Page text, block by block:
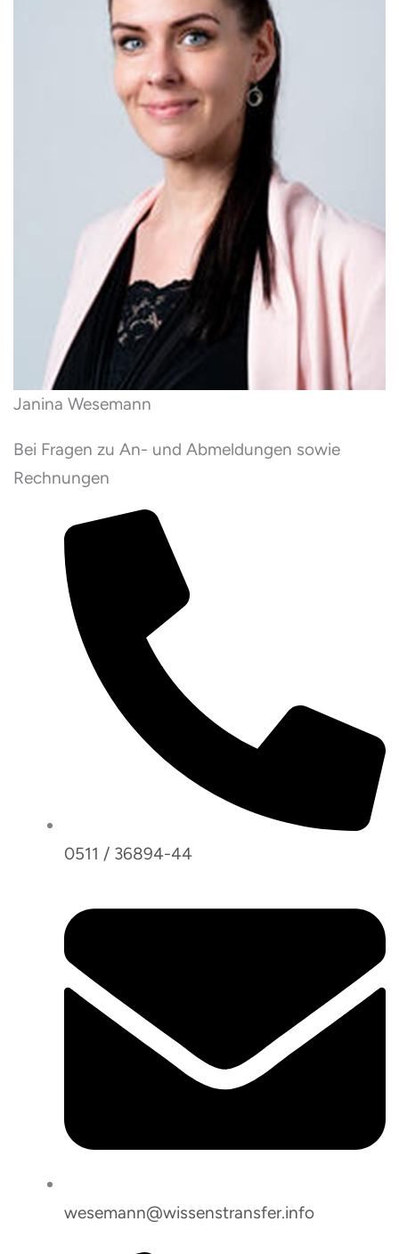
Janina Wesemann
Bei Fragen zu An- und Abmeldungen sowie
Rechnungen
0511 / 36894-44
wesemann@wissenstransfer.info